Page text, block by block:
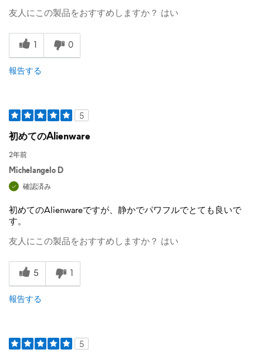
友人にこの製品をおすすめしますか？ はい
1 0
報告する
5
初めてのAlienware
2年前
Michelangelo D
確認済み
初めてのAlienwareですが、静かでパワフルでとても良いで
す。
友人にこの製品をおすすめしますか？ はい
5 1
報告する
5